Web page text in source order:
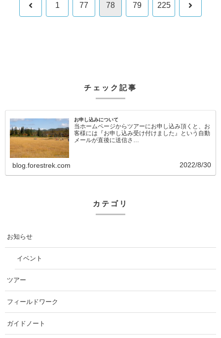
前 1 77 78 79 225 次
チェック記事
お申し込みについて
当ホームページからツアーにお申し込み頂くと、お
客様には『お申し込み受け付けました』という自動
メールが直後に送信さ…
blog.forestrek.com 2022/8/30
カテゴリ
お知らせ
イベント
ツアー
フィールドワーク
ガイドノート